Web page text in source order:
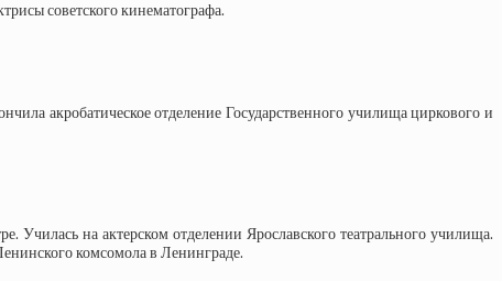
советского кинематографа.
акробатическое отделение Государственного училища циркового и
Училась на актерском отделении Ярославского театрального училища.
комсомола в Ленинграде.